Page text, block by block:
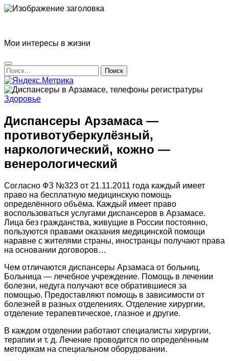
Перейти
Мои интересы в жизни
Найти:
Здоровье
Диспансеры Арзамаса —
противотуберкулёзный,
наркологический, кожно —
венерологический
Согласно ФЗ №323 от 21.11.2011 года каждый имеет
право на бесплатную медицинскую помощь
определённого объёма. Каждый имеет право
воспользоваться услугами диспансеров в Арзамасе.
Лица без гражданства, живущие в России постоянно,
пользуются правами оказания медицинской помощи
наравне с жителями страны, иностранцы получают права
на основании договоров…
Чем отличаются диспансеры Арзамаса от больниц.
Больница — лечебное учреждение. Помощь в лечении
болезни, недуга получают все обратившиеся за
помощью. Предоставляют помощь в зависимости от
болезней в разных отделениях. Отделение хирургии,
отделение терапевтическое, глазное и другие.
В каждом отделении работают специалисты хирургии,
терапии и т. д. Лечение проводится по определённым
методикам на специальном оборудовании.